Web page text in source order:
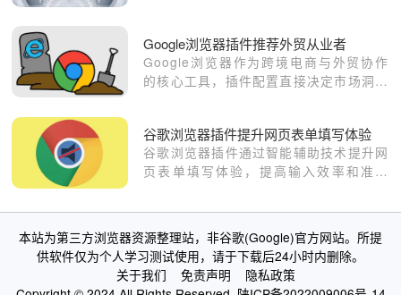
JavaScript、安装浏览器扩展禁用
JavaScript等方法介绍。
Google浏览器插件推荐外贸从业者
Google浏览器作为跨境电商与外贸协作
的核心工具，插件配置直接决定市场洞察
精准的外贸工作流。
谷歌浏览器插件提升网页表单填写体验
谷歌浏览器插件通过智能辅助技术提升网
页表单填写体验，提高输入效率和准确
本站为第三方浏览器资源整理站，非谷歌(Google)官方网站。所提
供软件仅为个人学习测试使用，请于下载后24小时内删除。
关于我们
免责声明
隐私政策